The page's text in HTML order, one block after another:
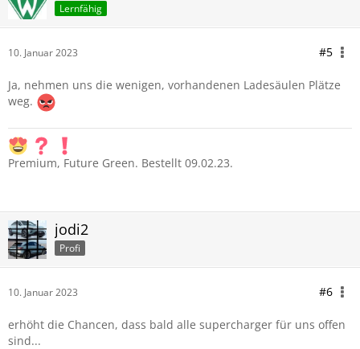
Lernfähig
10. Januar 2023 #5
Ja, nehmen uns die wenigen, vorhandenen Ladesäulen Plätze
weg.
Premium, Future Green. Bestellt 09.02.23.
jodi2
Profi
10. Januar 2023 #6
erhöht die Chancen, dass bald alle supercharger für uns offen
sind...